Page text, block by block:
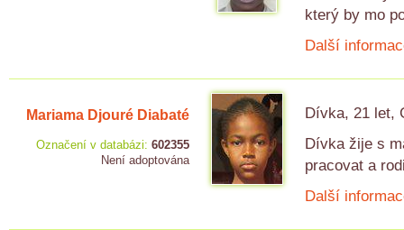
který by mo
Další
Mariama Djouré Diabaté
Označení v databázi: 602355
Není adoptována
Dívka, 21 let,
Dívka žije s
pracovat a
Další